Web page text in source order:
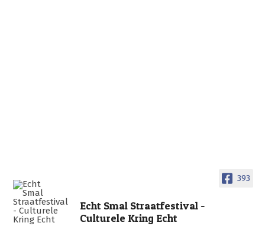
393
Echt Smal Straatfestival -
Culturele Kring Echt